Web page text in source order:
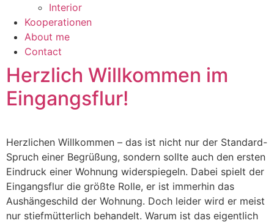
Interior
Kooperationen
About me
Contact
Herzlich Willkommen im
Eingangsflur!
Herzlichen Willkommen – das ist nicht nur der Standard-
Spruch einer Begrüßung, sondern sollte auch den ersten
Eindruck einer Wohnung widerspiegeln. Dabei spielt der
Eingangsflur die größte Rolle, er ist immerhin das
Aushängeschild der Wohnung. Doch leider wird er meist
nur stiefmütterlich behandelt. Warum ist das eigentlich